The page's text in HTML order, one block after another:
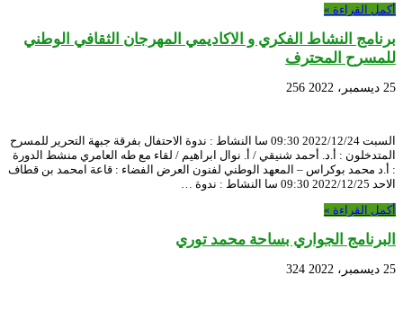
أكمل القراءة »
برنامج النشاط الفكري و الاكاديمي المهرجان الثقافي الوطني
للمسرح المحترف
25 ديسمبر، 2022 256
السبت 2022/12/24 09:30 سا النشاط : ندوة الاحتفال بفرقة جبهة التحرير للمسرح
المتدخلون : أ.د. أحمد شنيقي / أ. نوال ابراهيم / لقاء مع طه العامري منشط الدورة
: أ.د محمد بوكراس – المعهد الوطني لفنون العرض الفضاء : قاعة امحمد بن قطاف
الاحد 2022/12/25 09:30 سا النشاط : ندوة …
أكمل القراءة »
البرنامج الجواري بساحة محمد توري
25 ديسمبر، 2022 324